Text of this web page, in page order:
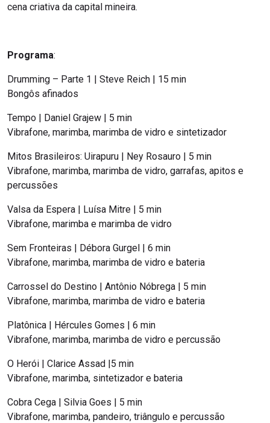
cena criativa da capital mineira.
Programa:
Drumming – Parte 1 | Steve Reich | 15 min
Bongôs afinados
Tempo | Daniel Grajew | 5 min
Vibrafone, marimba, marimba de vidro e sintetizador
Mitos Brasileiros: Uirapuru | Ney Rosauro | 5 min
Vibrafone, marimba, marimba de vidro, garrafas, apitos e
percussões
Valsa da Espera | Luísa Mitre | 5 min
Vibrafone, marimba e marimba de vidro
Sem Fronteiras | Débora Gurgel | 6 min
Vibrafone, marimba, marimba de vidro e bateria
Carrossel do Destino | Antônio Nóbrega | 5 min
Vibrafone, marimba, marimba de vidro e bateria
Platônica | Hércules Gomes | 6 min
Vibrafone, marimba, marimba de vidro e percussão
O Herói | Clarice Assad |5 min
Vibrafone, marimba, sintetizador e bateria
Cobra Cega | Silvia Goes | 5 min
Vibrafone, marimba, pandeiro, triângulo e percussão